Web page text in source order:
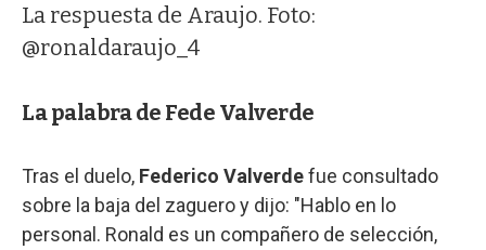
La respuesta de Araujo. Foto:
@ronaldaraujo_4
La palabra de Fede Valverde
Tras el duelo, Federico Valverdefue consultado
sobre la baja del zaguero y dijo: "Hablo en lo
personal. Ronald es un compañero de selección,